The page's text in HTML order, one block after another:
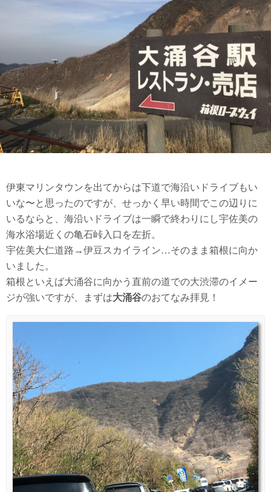
伊東マリンタウンを出てからは下道で海沿いドライブもい
いな〜と思ったのですが、せっかく早い時間でこの辺りに
いるならと、海沿いドライブは一瞬で終わりにし宇佐美の
海水浴場近くの亀石峠入口を左折。
宇佐美大仁道路→伊豆スカイライン…そのまま箱根に向か
いました。
箱根といえば大涌谷に向かう直前の道での大渋滞のイメー
ジが強いですが、まずは大涌谷のおてなみ拝見！